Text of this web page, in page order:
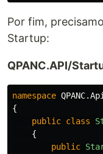
Por fim,
Startup:
QPANC.API/
namespace QPANC.Api
{
public class
{
public